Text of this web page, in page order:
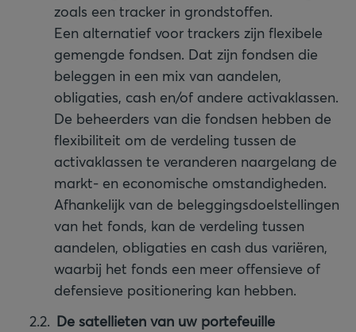
zoals een tracker in grondstoffen.
Een alternatief voor trackers zijn flexibele
gemengde fondsen. Dat zijn fondsen die
beleggen in een mix van aandelen,
obligaties, cash en/of andere activaklassen.
De beheerders van die fondsen hebben de
flexibiliteit om de verdeling tussen de
activaklassen te veranderen naargelang de
markt- en economische omstandigheden.
Afhankelijk van de beleggingsdoelstellingen
van het fonds, kan de verdeling tussen
aandelen, obligaties en cash dus variëren,
waarbij het fonds een meer offensieve of
defensieve positionering kan hebben.
De satellieten van uw portefeuille